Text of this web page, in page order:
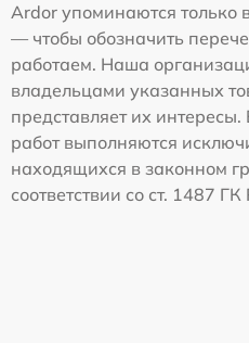
Ardor упоминаются
— чтобы обозначить
работаем. Наша
владельцами указанных
представляет их
работ выполняются
находящихся в законном
соответствии со ст. 1487